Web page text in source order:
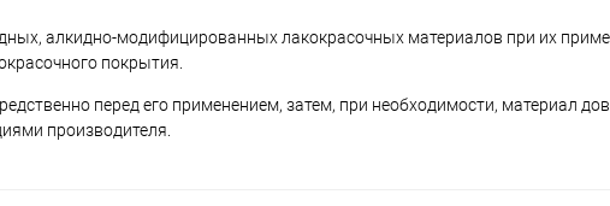
алкидно-модифицированных лакокрасочных материалов при их
покрытия.
перед его применением, затем, при необходимости, материал
производителя.